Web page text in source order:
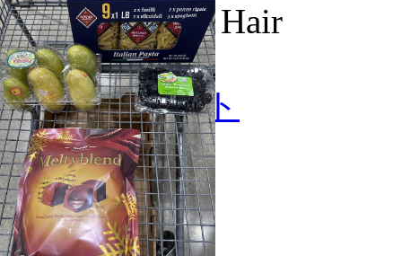
Doliche Angel Hair
2025-12-11
#チョコレート